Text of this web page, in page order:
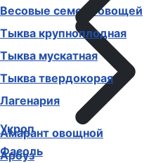
Весовые семена овощей
Амарант овощной
Арбуз
Тыква крупноплодная
Тыква мускатная
Тыква твердокорая
Лагенария
Укроп
Фасоль